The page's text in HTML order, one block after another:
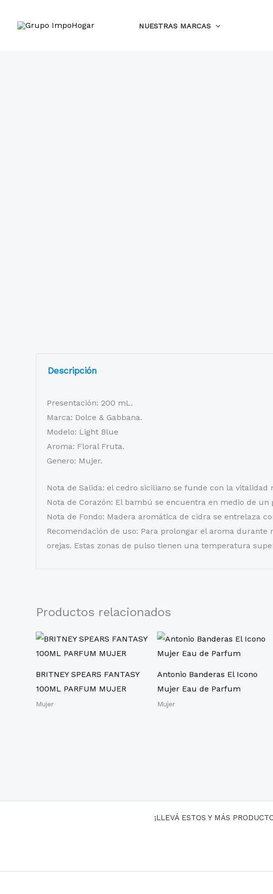
NUESTRAS MARCAS
Descripción
Presentación: 200 mL.
Marca: Dolce & Gabbana.
Modelo: Light Blue
Aroma: Floral Fruta.
Genero: Mujer.
Nota de Salida: el cedro siciliano se funde con la
Nota de Corazón: El bambú se encuentra en medio de
Nota de Fondo: Madera aromática de cidra se entrelaza
Recomendación de uso: Para prolongar el aroma
orejas. Estas zonas de pulso tienen una temperatura
Productos relacionados
BRITNEY SPEARS FANTASY
100ML PARFUM MUJER
Mujer
Antonio Banderas El Icono
Mujer Eau de Parfum
Mujer
¡LLEVÁ ESTOS Y MÁS